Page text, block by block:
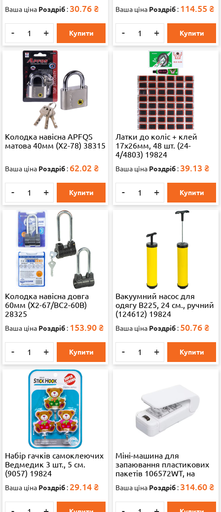
Ваша ціна Роздріб : 30.76 ₴
- + Купити
Ваша ціна Роздріб : 114.55 ₴
- + Купити
Колодка навісна APFQS
матова 40мм (X2-78) 38315
Ваша ціна Роздріб : 62.02 ₴
- + Купити
Латки до коліс + клей
17х26мм, 48 шт. (24-
4/4803) 19824
Ваша ціна Роздріб : 39.13 ₴
- + Купити
Колодка навісна довга
60мм (X2-67/BC2-60B)
28325
Ваша ціна Роздріб : 153.90 ₴
- + Купити
Вакуумний насос для
одягу B225, 24 см., ручний
(124612) 19824
Ваша ціна Роздріб : 50.76 ₴
- + Купити
Набір гачків самоклеючих
Ведмедик 3 шт., 5 см.
(9057) 19824
Ваша ціна Роздріб : 29.14 ₴
Міні-машина для
запаювання пластикових
пакетів 106572WT, на
батарейках (не
комплектується)
Ваша ціна Роздріб : 314.60 ₴